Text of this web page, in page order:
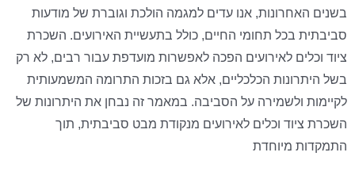
בשנים האחרונות, אנו עדים למגמה הולכת וגוברת של מודעות
סביבתית בכל תחומי החיים, כולל בתעשיית האירועים. השכרת
ציוד וכלים לאירועים הפכה לאפשרות מועדפת עבור רבים, לא רק
בשל היתרונות הכלכליים, אלא גם בזכות התרומה המשמעותית
לקיימות ולשמירה על הסביבה. במאמר זה נבחן את היתרונות של
השכרת ציוד וכלים לאירועים מנקודת מבט סביבתית, תוך
התמקדות מיוחדת